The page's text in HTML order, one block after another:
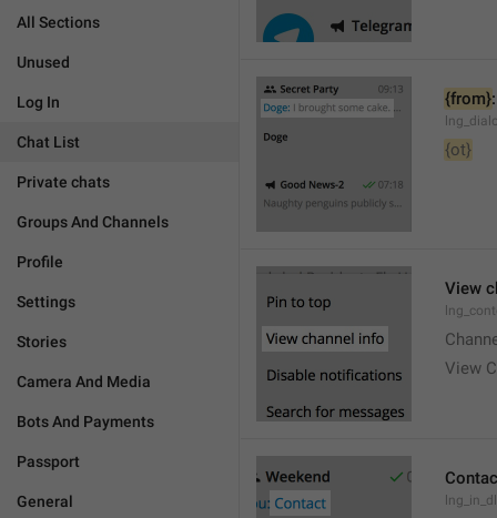
All Sections
Unused
Log In
Chat List
Private chats
Groups And Channels
Profile
Settings
Stories
Camera And Media
Bots And Payments
Passport
General
{from}:
{ot}
View
View